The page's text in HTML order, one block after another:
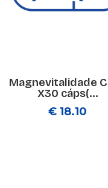
Magnevitalidade
X30 cáps(...
€ 18.10